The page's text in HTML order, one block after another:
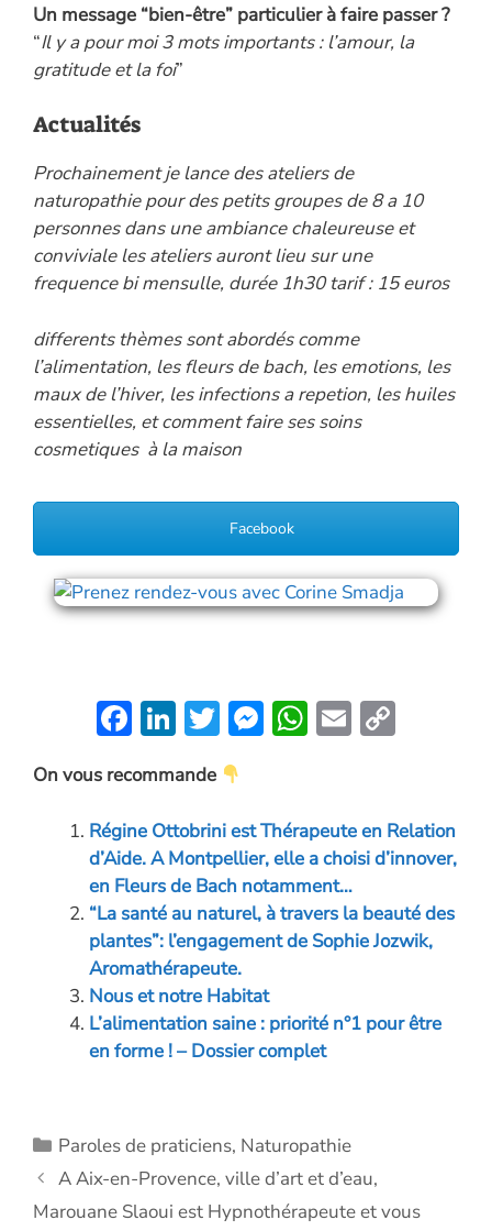
Un message “bien-être” particulier à faire passer ?
“Il y a pour moi 3 mots importants : l’amour, la
gratitude et la foi”
Actualités
Prochainement je lance des ateliers de
naturopathie pour des petits groupes de 8 a 10
personnes dans une ambiance chaleureuse et
conviviale les ateliers auront lieu sur une
frequence bi mensulle, durée 1h30 tarif : 15 euros
differents thèmes sont abordés comme
l’alimentation, les fleurs de bach, les emotions, les
maux de l’hiver, les infections a repetion, les huiles
essentielles, et comment faire ses soins
cosmetiques à la maison
Facebook
F
e
b
o
o
k
Li
k
e
dI
n
T
w
itt
er
M
n
g
er
W
s
A
p
p
E
l y
Li
n
k
On vous recommande
Régine Ottobrini est Thérapeute en Relation
d’Aide. A Montpellier, elle a choisi d’innover,
en Fleurs de Bach notamment…
“La santé au naturel, à travers la beauté des
plantes”: l’engagement de Sophie Jozwik,
Aromathérapeute.
Nous et notre Habitat
L’alimentation saine : priorité n°1 pour être
en forme ! – Dossier complet
Catégories
Paroles de praticiens, Naturopathie
A Aix-en-Provence, ville d’art et d’eau,
Marouane Slaoui est Hypnothérapeute et vous